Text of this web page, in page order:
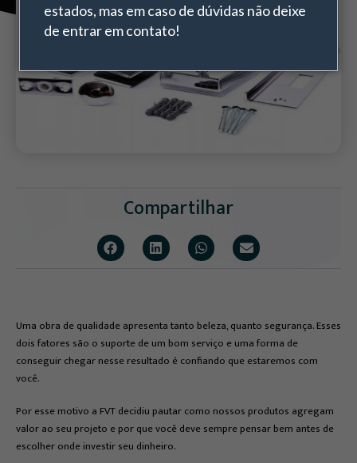
estados, mas em caso de dúvidas não deixe
de entrar em contato!
Compartilhar
Uma obra de qualidade apresenta tanto beleza, quanto segurança. Esses
dois fatores são o suporte de um bom serviço e uma forma de
conseguir chegar nesse resultado é confiando que estaremos com
você.
Por esse motivo a FVT decidiu pautar como nossos produtos agregam
valor ao seu projeto e por que você deve sempre pensar bem antes de
escolher onde investir seu dinheiro.